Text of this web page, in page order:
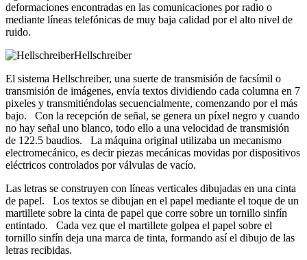
deformaciones encontradas en las comunicaciones por radio o
mediante líneas telefónicas de muy baja calidad por el alto nivel de
ruido.
Hellschreiber
El sistema Hellschreiber, una suerte de transmisión de facsímil o
transmisión de imágenes, envía textos dividiendo cada columna en 7
pixeles y transmitiéndolas secuencialmente, comenzando por el más
bajo. Con la recepción de señal, se genera un píxel negro y cuando
no hay señal uno blanco, todo ello a una velocidad de transmisión
de 122.5 baudios. La máquina original utilizaba un mecanismo
electromecánico, es decir piezas mecánicas movidas por dispositivos
eléctricos controlados por válvulas de vacío.
Las letras se construyen con líneas verticales dibujadas en una cinta
de papel. Los textos se dibujan en el papel mediante el toque de un
martillete sobre la cinta de papel que corre sobre un tornillo sinfín
entintado. Cada vez que el martillete golpea el papel sobre el
tornillo sinfín deja una marca de tinta, formando así el dibujo de las
letras recibidas.